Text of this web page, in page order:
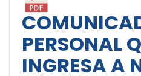
PERSONAL
INGRESA A